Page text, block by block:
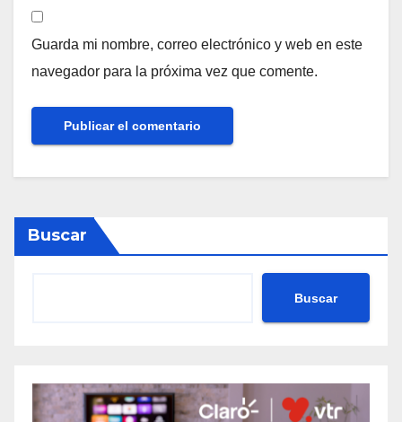
Guarda mi nombre, correo electrónico y web en este
navegador para la próxima vez que comente.
Buscar
Buscar